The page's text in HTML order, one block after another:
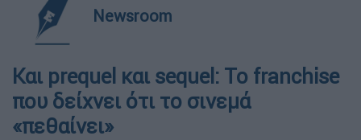
Newsroom
Και prequel και sequel: To franchise
που δείχνει ότι το σινεμά
«πεθαίνει»